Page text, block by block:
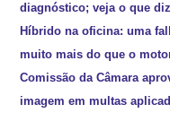
diagnóstico; veja o que
Híbrido na oficina: uma
muito mais do que o
Comissão da Câmara
imagem em multas